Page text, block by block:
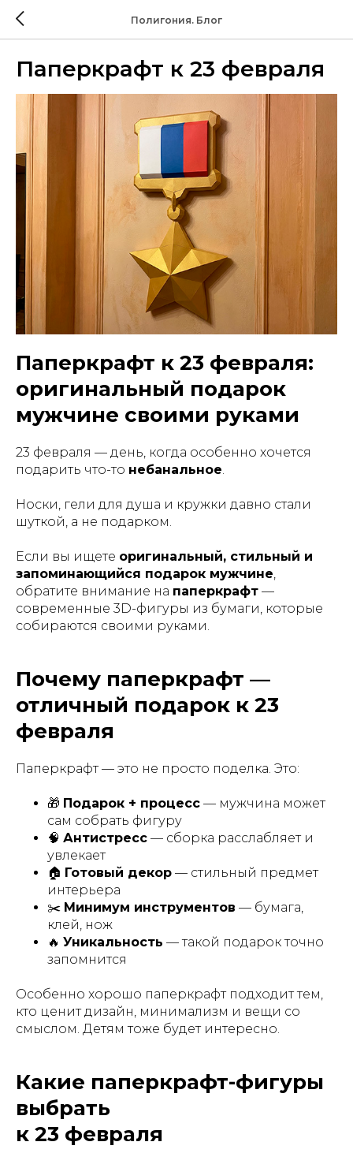
Полигония. Блог
Паперкрафт к 23 февраля
Паперкрафт к 23 февраля:
оригинальный подарок
мужчине своими руками
23 февраля — день, когда особенно хочется
подарить что-то небанальное
Носки, гели для душа и кружки давно стали
шуткой, а не подарком.
Если вы ищете оригинальный, стильный и
запоминающийся подарок мужчине
обратите внимание на паперкрафт —
современные 3D-фигуры из бумаги, которые
собираются своими руками.
Почему паперкрафт —
отличный подарок к 23
февраля
Паперкрафт — это не просто поделка. Это:
🎁 Подарок + процесс — мужчина может
сам собрать фигуру
🧠 Антистресс — сборка расслабляет и
увлекает
🏠 Готовый декор — стильный предмет
интерьера
✂️ Минимум инструментов — бумага,
клей, нож
🔥 Уникальность — такой подарок точно
запомнится
Особенно хорошо паперкрафт подходит тем,
кто ценит дизайн, минимализм и вещи со
смыслом. Детям тоже будет интересно.
Какие паперкрафт-фигуры
выбрать
к 23 февраля